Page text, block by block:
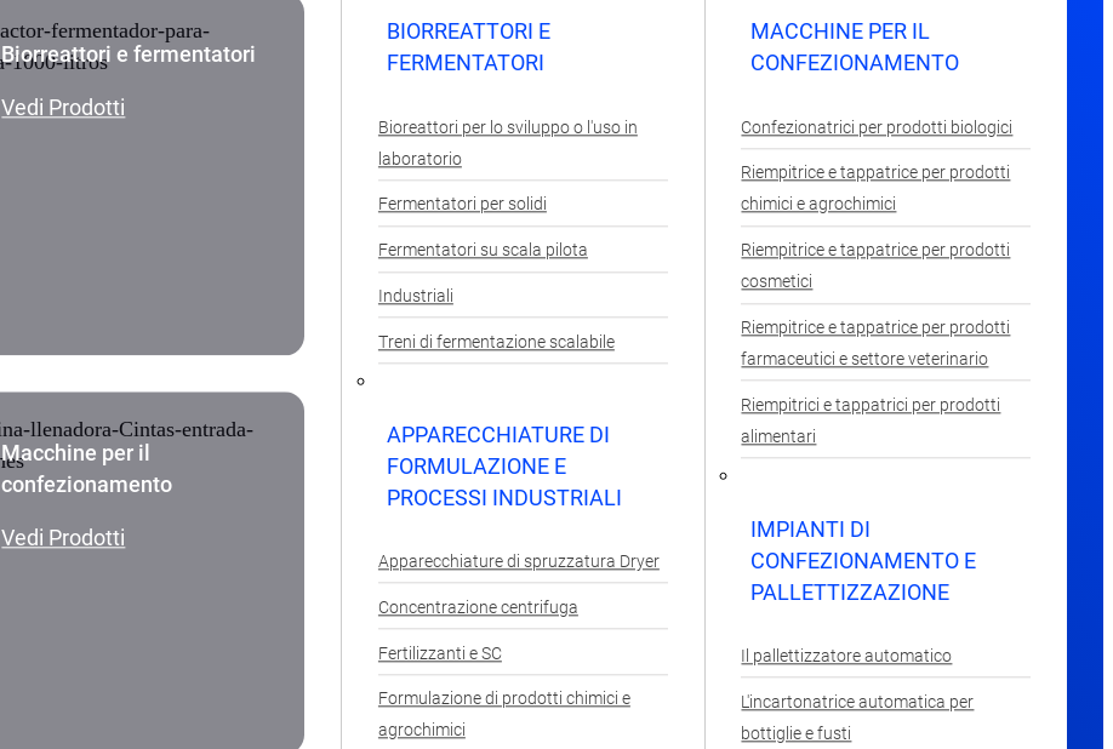
Biorreattori e fermentatori
Vedi Prodotti
Macchine per il
confezionamento
Vedi Prodotti
BIORREATTORI E
FERMENTATORI
Bioreattori per lo sviluppo o l'uso in
laboratorio
Fermentatori per solidi
Fermentatori su scala pilota
Industriali
Treni di fermentazione scalabile
APPARECCHIATURE DI
FORMULAZIONE E
PROCESSI INDUSTRIALI
Apparecchiature di spruzzatura Dryer
Concentrazione centrifuga
Fertilizzanti e SC
Formulazione di prodotti chimici e
agrochimici
MACCHINE PER IL
CONFEZIONAMENTO
Confezionatrici per prodotti biologici
Riempitrice e tappatrice per prodotti
chimici e agrochimici
Riempitrice e tappatrice per prodotti
cosmetici
Riempitrice e tappatrice per prodotti
farmaceutici e settore veterinario
Riempitrici e tappatrici per prodotti
alimentari
IMPIANTI DI
CONFEZIONAMENTO E
PALLETTIZZAZIONE
Il pallettizzatore automatico
L'incartonatrice automatica per
bottiglie e fusti